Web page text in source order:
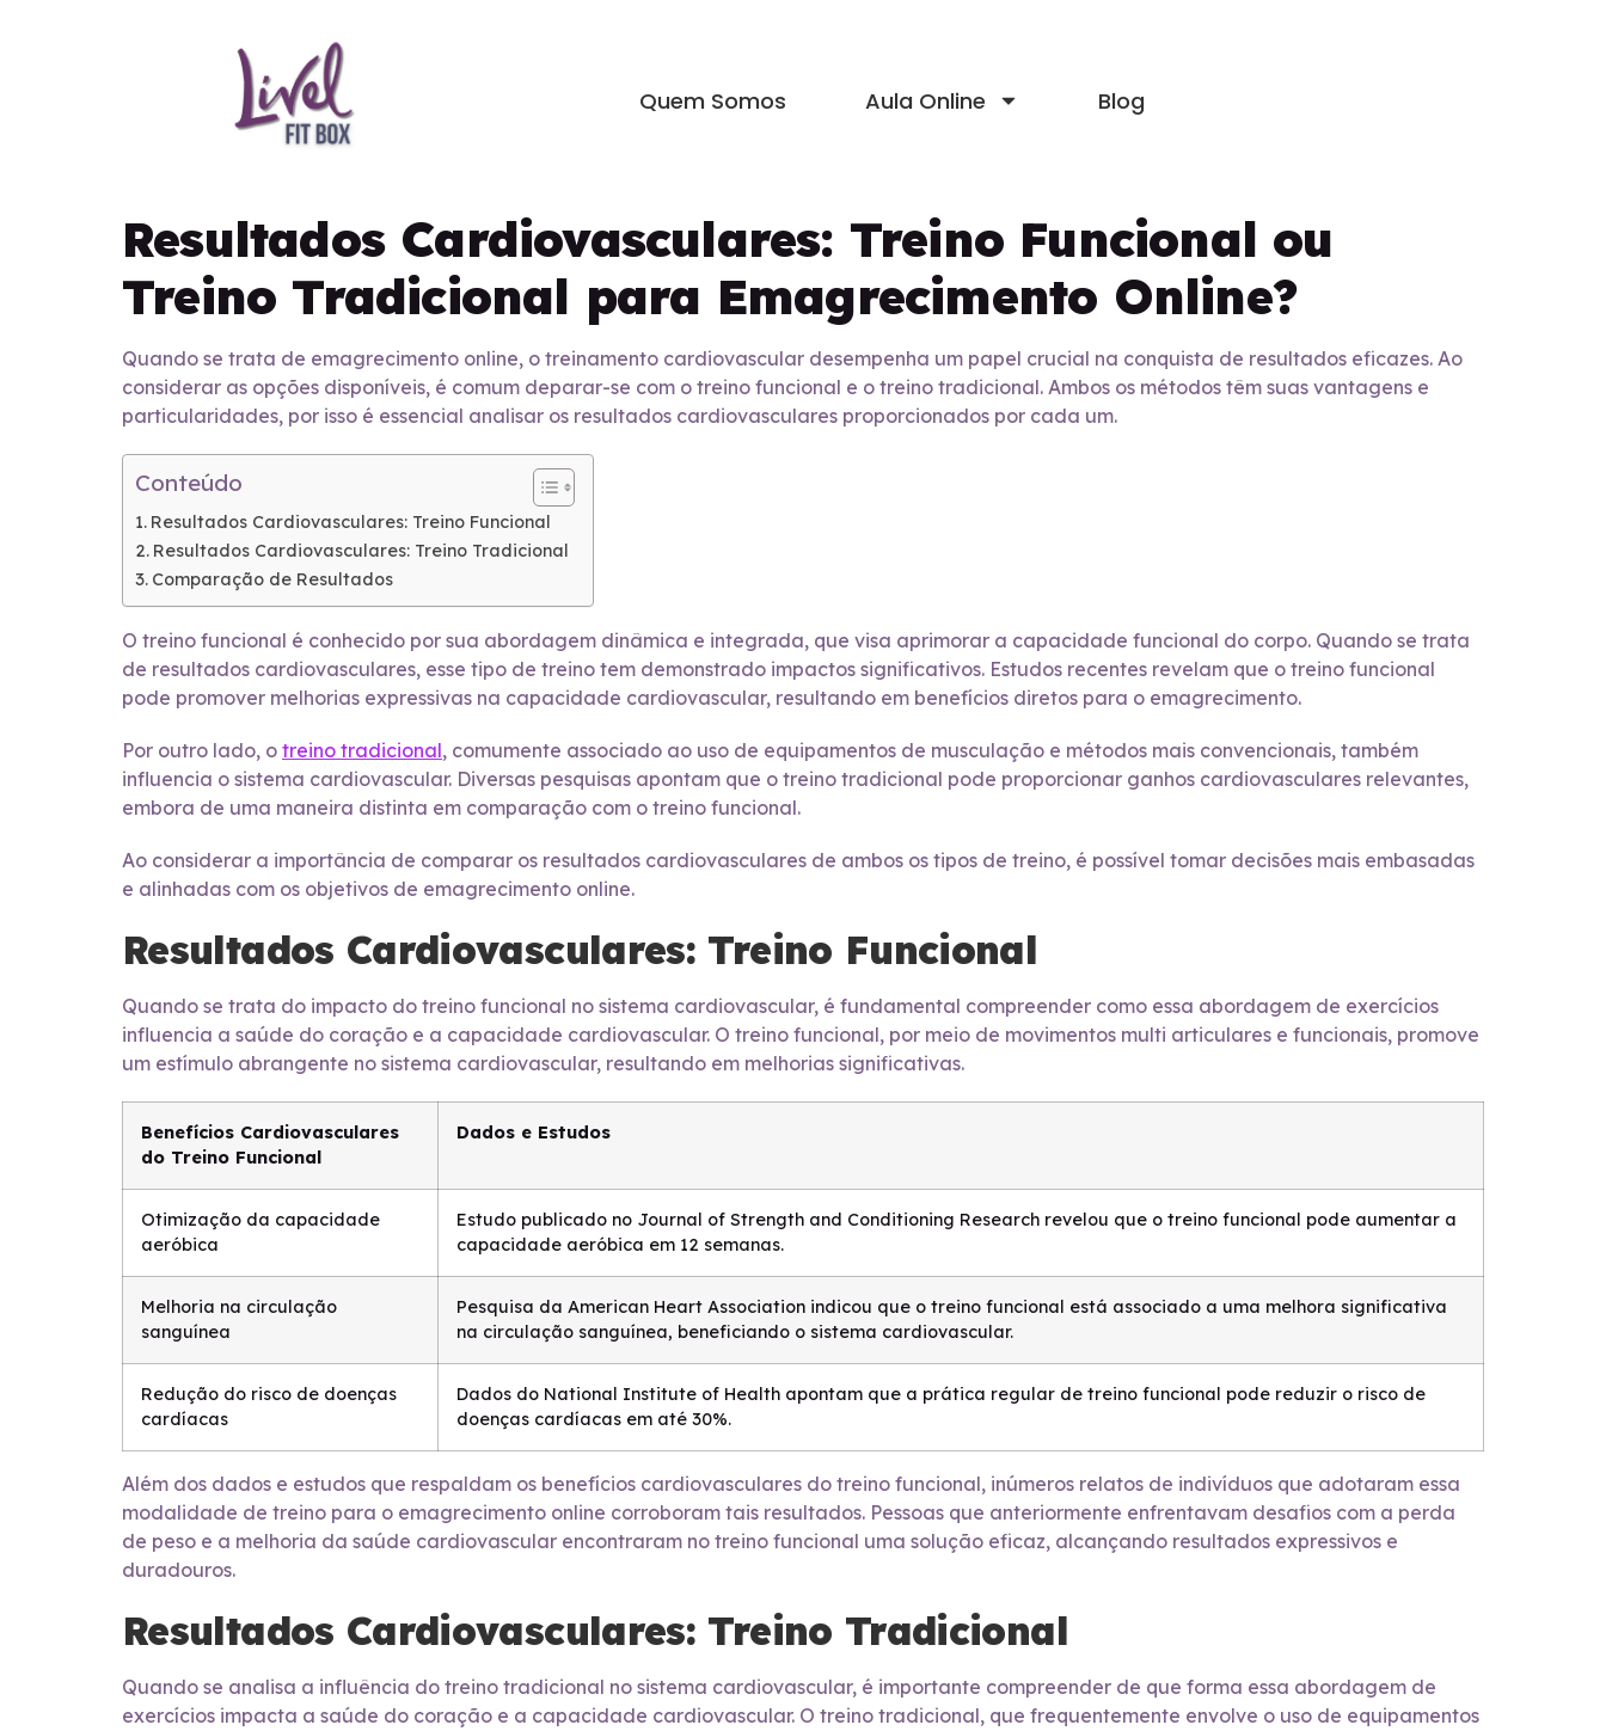
Quem Somos Aula Online Blog
Resultados Cardiovasculares: Treino Funcional ou
Treino Tradicional para Emagrecimento Online?
Quando se trata de emagrecimento online, o treinamento cardiovascular desempenha um papel crucial na conquista de resultados eficazes. Ao
considerar as opções disponíveis, é comum deparar-se com o treino funcional e o treino tradicional. Ambos os métodos têm suas vantagens e
particularidades, por isso é essencial analisar os resultados cardiovasculares proporcionados por cada um.
Conteúdo
Resultados Cardiovasculares: Treino Funcional
Resultados Cardiovasculares: Treino Tradicional
Comparação de Resultados
O treino funcional é conhecido por sua abordagem dinâmica e integrada, que visa aprimorar a capacidade funcional do corpo. Quando se trata
de resultados cardiovasculares, esse tipo de treino tem demonstrado impactos significativos. Estudos recentes revelam que o treino funcional
pode promover melhorias expressivas na capacidade cardiovascular, resultando em benefícios diretos para o emagrecimento.
Por outro lado, o treino tradicional, comumente associado ao uso de equipamentos de musculação e métodos mais convencionais, também
influencia o sistema cardiovascular. Diversas pesquisas apontam que o treino tradicional pode proporcionar ganhos cardiovasculares relevantes,
embora de uma maneira distinta em comparação com o treino funcional.
Ao considerar a importância de comparar os resultados cardiovasculares de ambos os tipos de treino, é possível tomar decisões mais embasadas
e alinhadas com os objetivos de emagrecimento online.
Resultados Cardiovasculares: Treino Funcional
Quando se trata do impacto do treino funcional no sistema cardiovascular, é fundamental compreender como essa abordagem de exercícios
influencia a saúde do coração e a capacidade cardiovascular. O treino funcional, por meio de movimentos multi articulares e funcionais, promove
um estímulo abrangente no sistema cardiovascular, resultando em melhorias significativas.
Benefícios Cardiovasculares
do Treino Funcional
Dados e Estudos
Otimização da capacidade
aeróbica
Estudo publicado no Journal of Strength and Conditioning Research revelou que o treino funcional pode aumentar a
capacidade aeróbica em 12 semanas.
Melhoria na circulação
sanguínea
Pesquisa da American Heart Association indicou que o treino funcional está associado a uma melhora significativa
na circulação sanguínea, beneficiando o sistema cardiovascular.
Redução do risco de doenças
cardíacas
Dados do National Institute of Health apontam que a prática regular de treino funcional pode reduzir o risco de
doenças cardíacas em até 30%.
Além dos dados e estudos que respaldam os benefícios cardiovasculares do treino funcional, inúmeros relatos de indivíduos que adotaram essa
modalidade de treino para o emagrecimento online corroboram tais resultados. Pessoas que anteriormente enfrentavam desafios com a perda
de peso e a melhoria da saúde cardiovascular encontraram no treino funcional uma solução eficaz, alcançando resultados expressivos e
duradouros.
Resultados Cardiovasculares: Treino Tradicional
Quando se analisa a influência do treino tradicional no sistema cardiovascular, é importante compreender de que forma essa abordagem de
exercícios impacta a saúde do coração e a capacidade cardiovascular. O treino tradicional, que frequentemente envolve o uso de equipamentos